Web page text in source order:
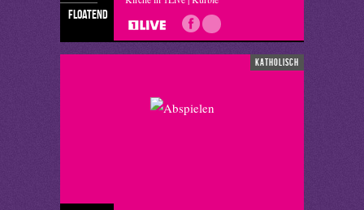
floatend
katholisch